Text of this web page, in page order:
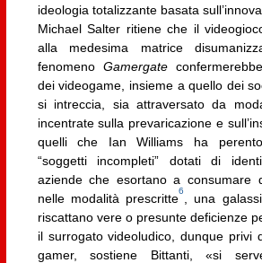
ideologia totalizzante basata
Michael Salter ritiene che il
alla medesima matrice
fenomeno Gamergate
dei videogame, insieme a quello dei
si intreccia, sia attraversato da
incentrate sulla prevaricazione e
quelli che Ian Williams ha
“soggetti incompleti” dotati di
aziende che esortano a consumare
nelle modalità prescritte
6
, una
riscattano vere o presunte deficienze
il surrogato videoludico, dunque privi
gamer, sostiene Bittanti, «si